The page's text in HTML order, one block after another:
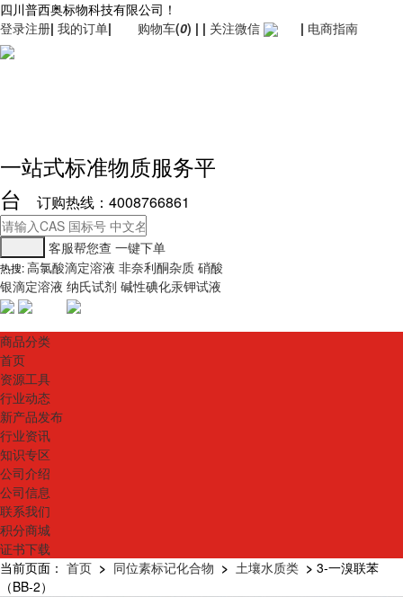
四川普西奥标物科技有限公司！
登录注册| 我的订单| 购物车(0) | | 关注微信 | 电商指南
一站式标准物质服务平
台
订购热线：4008766861
客服帮您查 一键下单
热搜:高氯酸滴定溶液 非奈利酮杂质 硝酸
银滴定溶液 纳氏试剂 碱性碘化汞钾试液
商品分类
首页
资源工具
行业动态
新产品发布
行业资讯
知识专区
公司介绍
公司信息
联系我们
积分商城
证书下载
当前页面： 首页 > 同位素标记化合物 > 土壤水质类 > 3-一溴联苯
（BB-2）